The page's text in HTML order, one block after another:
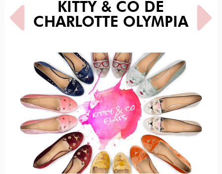
KITTY & CO DE
CHARLOTTE OLYMPIA
POST ANTERIOR
BATALHA: ELLE FANNING
PRÓXIMO POST
COMO USAR: SAIA
TROMPETE